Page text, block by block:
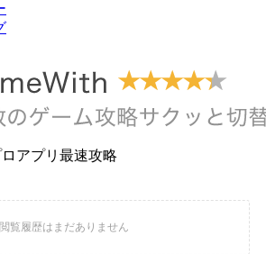
アプリ最速攻略